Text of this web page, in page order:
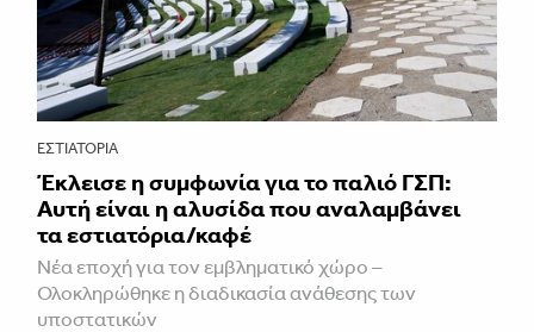
ΕΣΤΙΑΤΌΡΙΑ
Έκλεισε η συμφωνία για το παλιό ΓΣΠ:
Αυτή είναι η αλυσίδα που αναλαμβάνει
τα εστιατόρια/καφέ
Νέα εποχή για τον εμβληματικό χώρο –
Ολοκληρώθηκε η διαδικασία ανάθεσης των
υποστατικών